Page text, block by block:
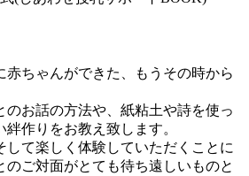
赤ちゃんができた、もうその時から
のお話の方法や、紙粘土や詩を使っ
作りをお教え致します。
して楽しく体験していただくことに
のご対面がとても待ち遠しいものと